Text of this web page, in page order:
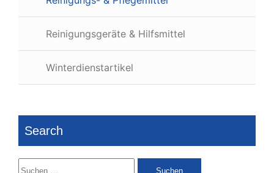
Reinigungsgeräte & Hilfsmittel
Winterdienstartikel
Search
Suchen